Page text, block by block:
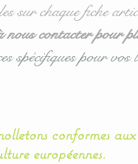
sur chaque fiche
contacter pour
spécifiques pour vos
conformes
européennes.